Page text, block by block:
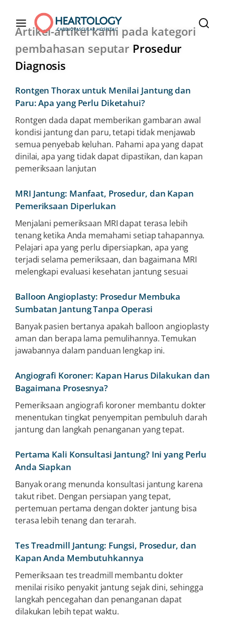
Artikel-artikel kami pada kategori
pembahasan seputar Prosedur
Diagnosis
Rontgen Thorax untuk Menilai Jantung dan
Paru: Apa yang Perlu Diketahui?
Rontgen dada dapat memberikan gambaran awal
kondisi jantung dan paru, tetapi tidak menjawab
semua penyebab keluhan. Pahami apa yang dapat
dinilai, apa yang tidak dapat dipastikan, dan kapan
pemeriksaan lanjutan
MRI Jantung: Manfaat, Prosedur, dan Kapan
Pemeriksaan Diperlukan
Menjalani pemeriksaan MRI dapat terasa lebih
tenang ketika Anda memahami setiap tahapannya.
Pelajari apa yang perlu dipersiapkan, apa yang
terjadi selama pemeriksaan, dan bagaimana MRI
melengkapi evaluasi kesehatan jantung sesuai
Balloon Angioplasty: Prosedur Membuka
Sumbatan Jantung Tanpa Operasi
Banyak pasien bertanya apakah balloon angioplasty
aman dan berapa lama pemulihannya. Temukan
jawabannya dalam panduan lengkap ini.
Angiografi Koroner: Kapan Harus Dilakukan dan
Bagaimana Prosesnya?
Pemeriksaan angiografi koroner membantu dokter
menentukan tingkat penyempitan pembuluh darah
jantung dan langkah penanganan yang tepat.
Pertama Kali Konsultasi Jantung? Ini yang Perlu
Anda Siapkan
Banyak orang menunda konsultasi jantung karena
takut ribet. Dengan persiapan yang tepat,
pertemuan pertama dengan dokter jantung bisa
terasa lebih tenang dan terarah.
Tes Treadmill Jantung: Fungsi, Prosedur, dan
Kapan Anda Membutuhkannya
Pemeriksaan tes treadmill membantu dokter
menilai risiko penyakit jantung sejak dini, sehingga
langkah pencegahan dan penanganan dapat
dilakukan lebih tepat waktu.